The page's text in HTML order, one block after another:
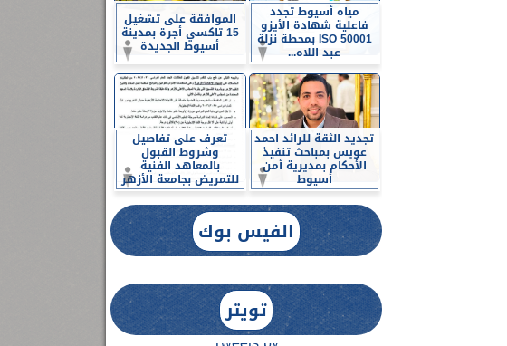
مياه أسيوط تجدد
فاعلية شهادة الأيزو
ISO 50001 بمحطة نزلة
عبد اللاه...
الموافقة على تشغيل
15 تاكسي أجرة بمدينة
أسيوط الجديدة
تجديد الثقة للرائد احمد
عويس بمباحث تنفيذ
الأحكام بمديرية أمن
أسيوط
تعرف على تفاصيل
وشروط القبول
بالمعاهد الفنية
للتمريض بجامعة الأزهر
الفيس بوك
تويتر